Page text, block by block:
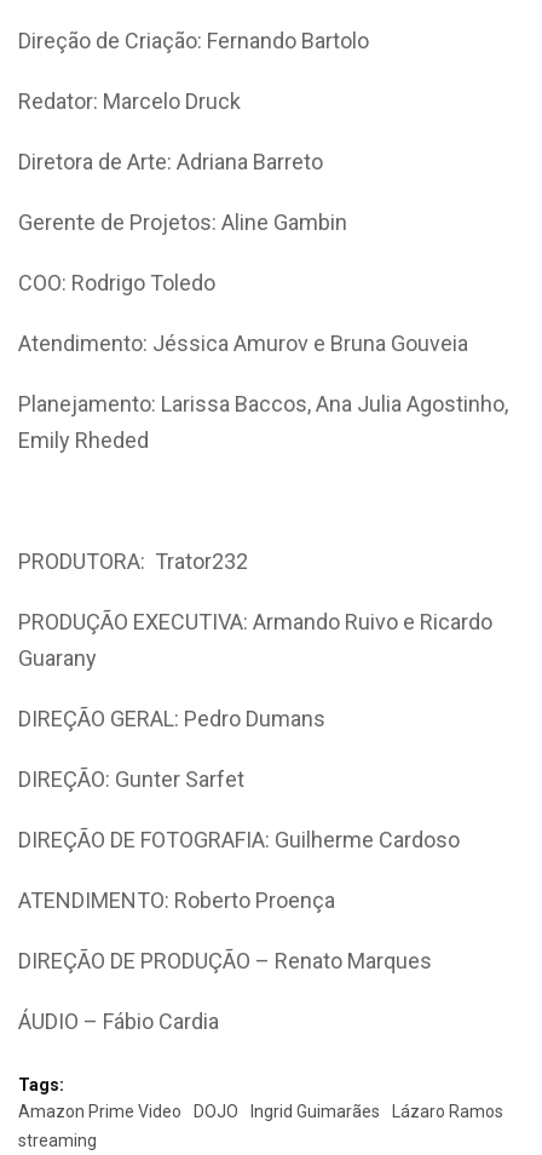
Direção de Criação: Fernando Bartolo
Redator: Marcelo Druck
Diretora de Arte: Adriana Barreto
Gerente de Projetos: Aline Gambin
COO: Rodrigo Toledo
Atendimento: Jéssica Amurov e Bruna Gouveia
Planejamento: Larissa Baccos, Ana Julia Agostinho,
Emily Rheded
PRODUTORA: Trator232
PRODUÇÃO EXECUTIVA: Armando Ruivo e Ricardo
Guarany
DIREÇÃO GERAL: Pedro Dumans
DIREÇÃO: Gunter Sarfet
DIREÇÃO DE FOTOGRAFIA: Guilherme Cardoso
ATENDIMENTO: Roberto Proença
DIREÇÃO DE PRODUÇÃO – Renato Marques
ÁUDIO – Fábio Cardia
Tags:
Amazon Prime Video
DOJO Ingrid Guimarães
Lázaro Ramos
streaming